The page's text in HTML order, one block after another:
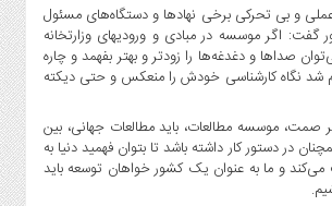
عملی و بی تحرکی برخی نهادها و دستگاه‌های مسئول
گفت: اگر موسسه در مبادی و ورودیهای وزارتخانه
صداها و دغدغه‌ها را زودتر و بهتر بفهمد و چاره
شد نگاه کارشناسی خودش را منعکس و حتی دیکته
صمت، موسسه مطالعات، باید مطالعات جهانی، بین
در دستور کار داشته باشد تا بتوان فهمید دنیا به
و ما به عنوان یک کشور خواهان توسعه باید